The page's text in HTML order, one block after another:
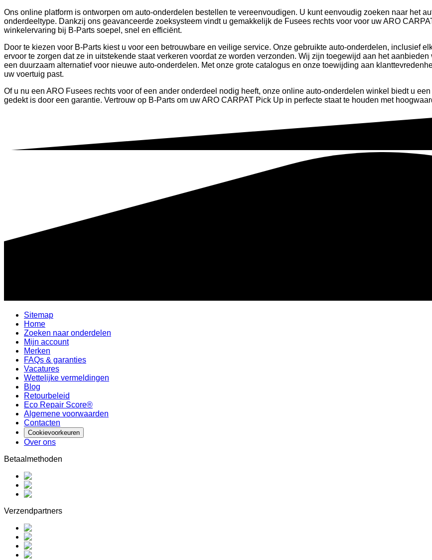
Ons online platform is ontworpen om auto-onderdelen bestellen te vereenvoudigen. U kunt eenvoudig zoeken naar het
onderdeeltype. Dankzij ons geavanceerde zoeksysteem vindt u gemakkelijk de Fusees rechts voor voor uw ARO
winkelervaring bij B-Parts soepel, snel en efficiënt.
Door te kiezen voor B-Parts kiest u voor een betrouwbare en veilige service. Onze gebruikte auto-onderdelen, inclusief
ervoor te zorgen dat ze in uitstekende staat verkeren voordat ze worden verzonden. Wij zijn toegewijd aan het
een duurzaam alternatief voor nieuwe auto-onderdelen. Met onze grote catalogus en onze toewijding aan
uw voertuig past.
Of u nu een ARO Fusees rechts voor of een ander onderdeel nodig heeft, onze online auto-onderdelen winkel biedt u
gedekt is door een garantie. Vertrouw op B-Parts om uw ARO CARPAT Pick Up in perfecte staat te houden met
Sitemap
Home
Zoeken naar onderdelen
Mijn account
Merken
FAQs & garanties
Vacatures
Wettelijke vermeldingen
Blog
Retourbeleid
Eco Repair Score®
Algemene voorwaarden
Contacten
Cookievoorkeuren
Over ons
Betaalmethoden
Verzendpartners